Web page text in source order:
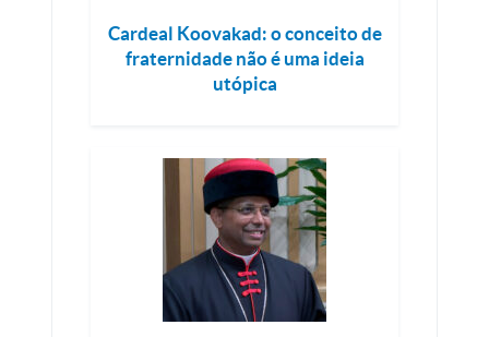
Cardeal Koovakad: o conceito de
fraternidade não é uma ideia
utópica